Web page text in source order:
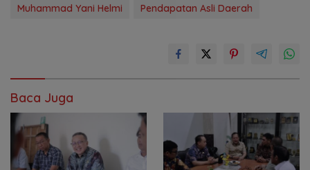
Muhammad Yani Helmi
Pendapatan Asli Daerah
Baca Juga